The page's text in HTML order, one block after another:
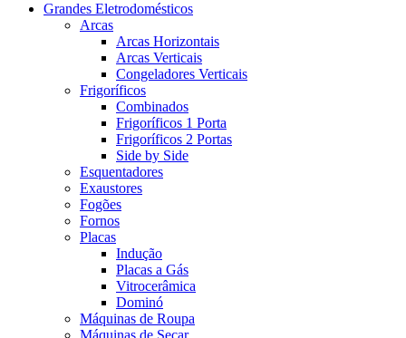
Grandes Eletrodomésticos
Arcas
Arcas Horizontais
Arcas Verticais
Congeladores Verticais
Frigoríficos
Combinados
Frigoríficos 1 Porta
Frigoríficos 2 Portas
Side by Side
Esquentadores
Exaustores
Fogões
Fornos
Placas
Indução
Placas a Gás
Vitrocerâmica
Dominó
Máquinas de Roupa